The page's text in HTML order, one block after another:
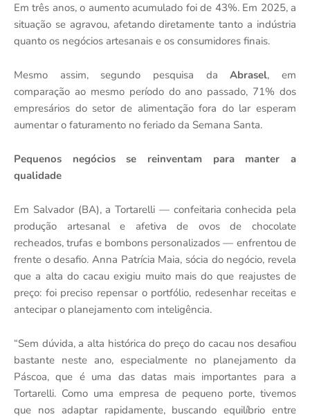
Em três anos, o aumento acumulado foi de 43%. Em 2025, a
situação se agravou, afetando diretamente tanto a indústria
quanto os negócios artesanais e os consumidores finais.
Mesmo assim, segundo pesquisa daAbrasel, em
comparação ao mesmo período do ano passado, 71% dos
empresários do setor de alimentação fora do lar esperam
aumentar o faturamento no feriado da Semana Santa.
Pequenos negócios se reinventam para manter a
qualidade
Em Salvador (BA), a Tortarelli — confeitaria conhecida pela
produção artesanal e afetiva de ovos de chocolate
recheados, trufas e bombons personalizados — enfrentou de
frente o desafio. Anna Patrícia Maia, sócia do negócio, revela
que a alta do cacau exigiu muito mais do que reajustes de
preço: foi preciso repensar o portfólio, redesenhar receitas e
antecipar o planejamento com inteligência.
“Sem dúvida, a alta histórica do preço do cacau nos desafiou
bastante neste ano, especialmente no planejamento da
Páscoa, que é uma das datas mais importantes para a
Tortarelli. Como uma empresa de pequeno porte, tivemos
que nos adaptar rapidamente, buscando equilíbrio entre